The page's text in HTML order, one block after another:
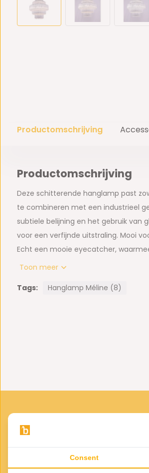
Productomschrijving
Productomschrijving
Deze schitterende hanglamp past
te combineren met een industrieel
subtiele belijning en het gebruik van
voor een verfijnde uitstraling. Mooi
Echt een mooie eyecatcher,
Afmeting(en):
Verkrijgbaar in:
Toon meer
Tags: Hanglamp Méline (8)
VOOR JOU GESELECTEERD
Consent